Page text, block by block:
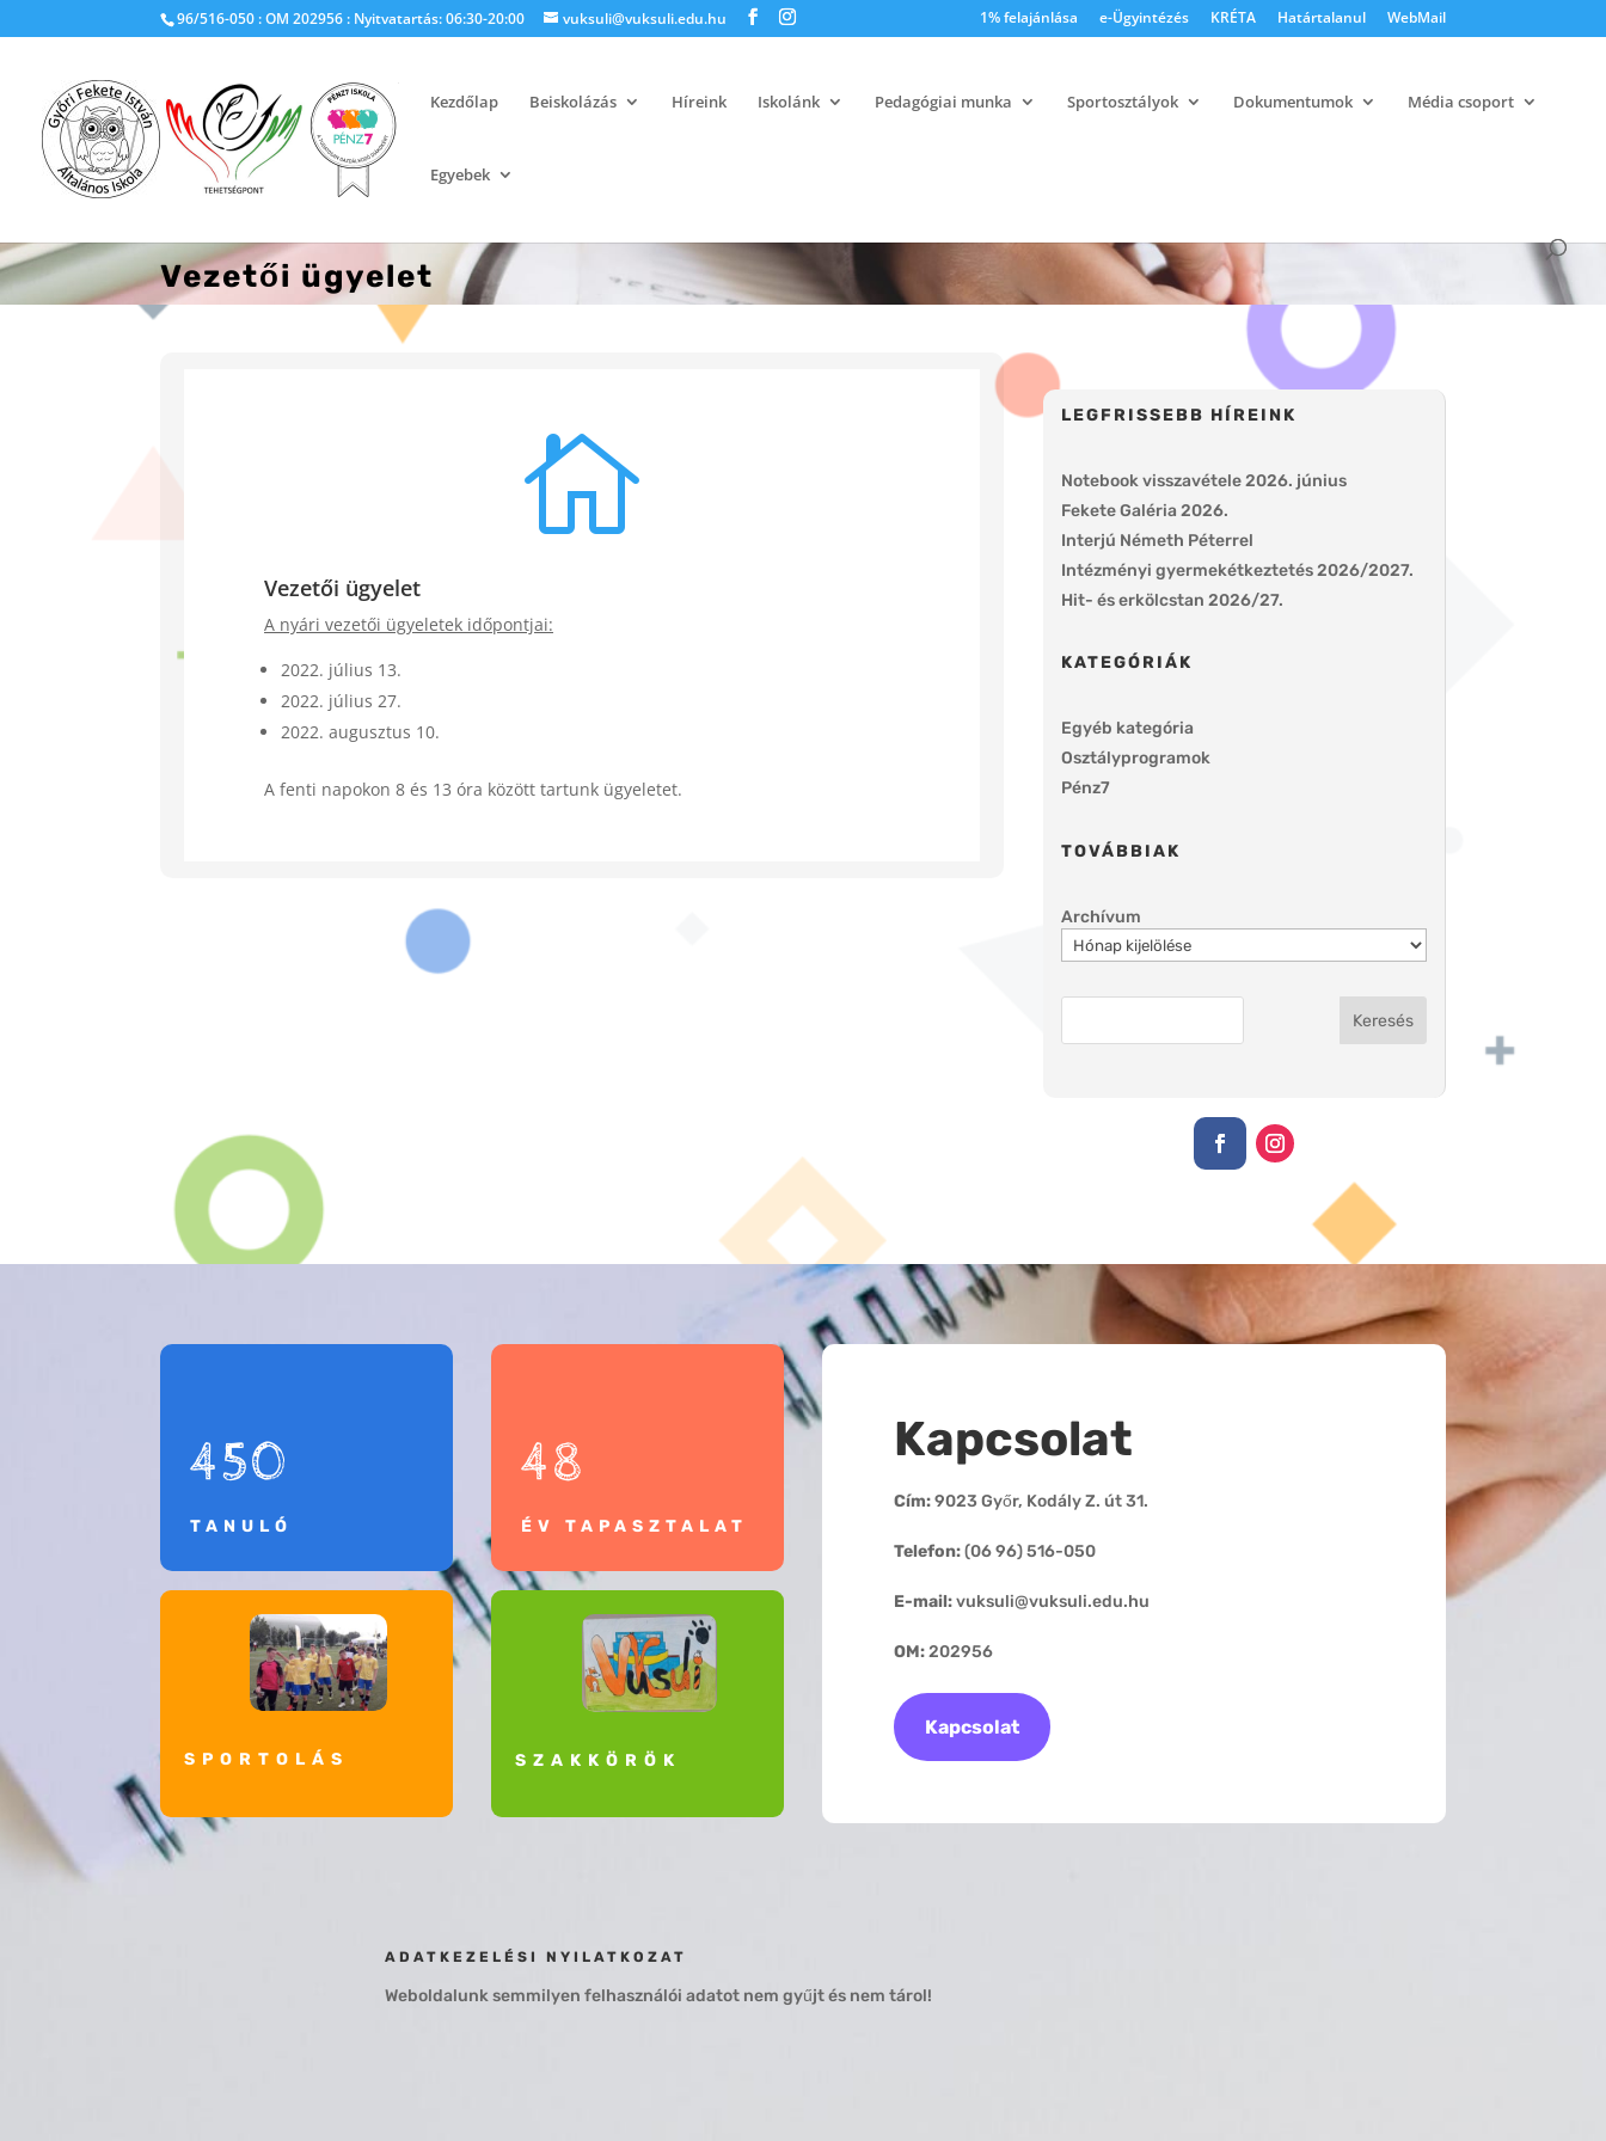
96/516-050 : OM 202956 : Nyitvatartás: 06:30-20:00 vuksuli@vuksuli.edu.hu 1% felajánlása e-Ügyintézés KRÉTA Határtalanul WebMail
Kezdőlap Beiskolázás Híreink Iskolánk Pedagógiai munka Sportosztályok Dokumentumok Média csoport
Egyebek
Vezetői ügyelet

Vezetői ügyelet
A nyári vezetői ügyeletek időpontjai:
2022. július 13.
2022. július 27.
2022. augusztus 10.
A fenti napokon 8 és 13 óra között tartunk ügyeletet.
LEGFRISSEBB HÍREINK
Notebook visszavétele 2026. június
Fekete Galéria 2026.
Interjú Németh Péterrel
Intézményi gyermekétkeztetés 2026/2027.
Hit- és erkölcstan 2026/27.
KATEGÓRIÁK
Egyéb kategória
Osztályprogramok
Pénz7
TOVÁBBIAK
Archívum
Keresés
450
TANULÓ
SPORTOLÁS
48
ÉV TAPASZTALAT
SZAKKÖRÖK
Kapcsolat
Cím:9023 Győr, Kodály Z. út 31.
Telefon:(06 96) 516-050
E-mail:vuksuli@vuksuli.edu.hu
OM:202956
Kapcsolat
ADATKEZELÉSI NYILATKOZAT
Weboldalunk semmilyen felhasználói adatot nem gyűjt és nem tárol!